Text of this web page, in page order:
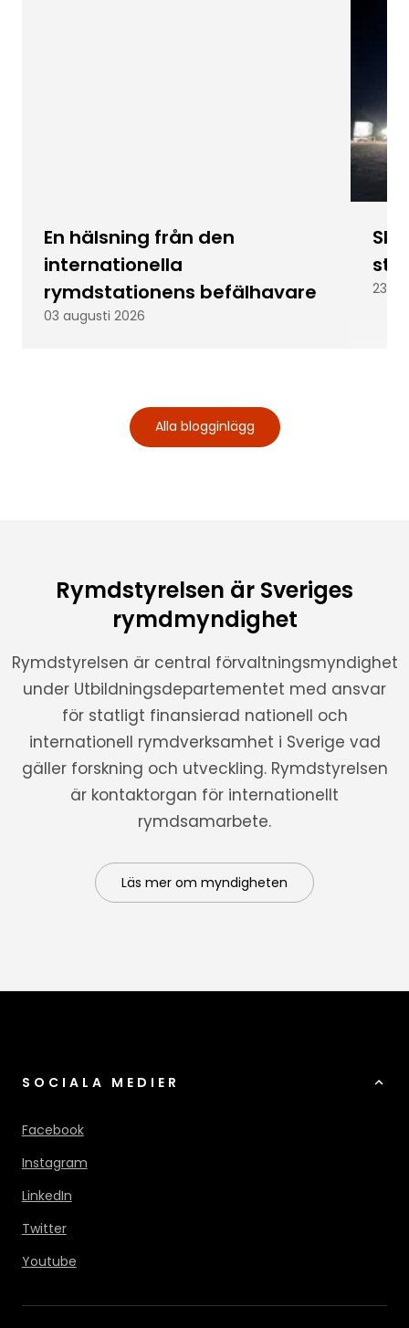
En hälsning från den
internationella
rymdstationens befälhavare
03 augusti 2026
23
Alla blogginlägg
Rymdstyrelsen är Sveriges
rymdmyndighet
Rymdstyrelsen är central förvaltningsmyndighet
under Utbildningsdepartementet med ansvar
för statligt finansierad nationell och
internationell rymdverksamhet i Sverige vad
gäller forskning och utveckling. Rymdstyrelsen
är kontaktorgan för internationellt
rymdsamarbete.
Läs mer om myndigheten
SOCIALA MEDIER
Facebook
Instagram
LinkedIn
Twitter
Youtube